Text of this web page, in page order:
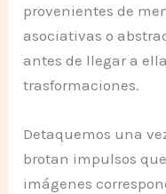
provenientes de
asociativas o
antes de llegar a
trasformaciones.
Detaquemos una
brotan impulsos
imágenes